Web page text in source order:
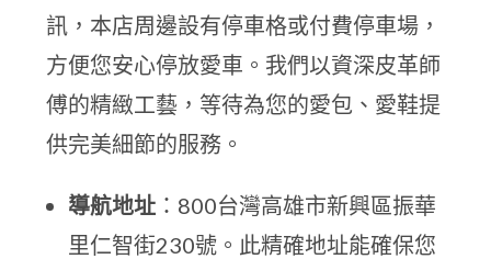
訊，本店周邊設有停車格或付費停車場，
方便您安心停放愛車。我們以資深皮革師
傅的精緻工藝，等待為您的愛包、愛鞋提
供完美細節的服務。
導航地址 ：800台灣高雄市新興區振華
里仁智街230號。此精確地址能確保您